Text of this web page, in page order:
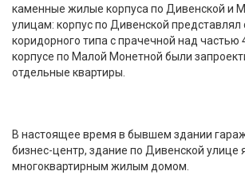
каменные жилые корпуса по Дивенской и
улицам: корпус по Дивенской
коридорного типа с прачечной над частью
корпусе по Малой Монетной были
отдельные квартиры.
В настоящее время в бывшем здании
бизнес-центр, здание по Дивенской улице
многоквартирным жилым домом.